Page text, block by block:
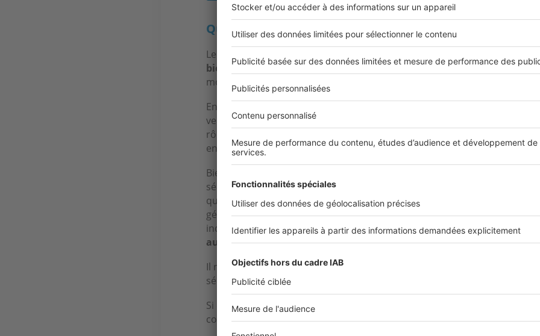
Quel est le montant du séquestre ?
Le
bien
. Le séquestre n’étant pas obligatoire, aucune réglementation
montant versé au moment de la signature de l’avant-contrat.
En revanche, il est d’usage de verser une somme comprise entre 5 et 10%
vente du logement, soit au notaire, soit à l’
. C’est à
rôle du notaire prend toute son importance, puisque cette somme ne
encaissée par le vendeur.
Bien que le
séquestre au notaire ou à l'agent immobilier offre une sécurité. C’est
qui perçoit le dépôt de garantie et qui l’immobilise sur un
généralement à laCaisse des dépôts et consignation. Cette somme est
indisponible jusqu’à ce que la vente soit effective, le jour de la signature de
authentiquede vente, ou jusqu’au retrait de l’acquéreur le cas échéant.
Il n'y a pas d'obligation compte séquestre agent immobilier
sécurise les fonds.
Si c’est l’agent immobilier qui perçoit la somme, il va également la
compte séquestre. Le dépôt de garantie séquestre est ainsi conservé en